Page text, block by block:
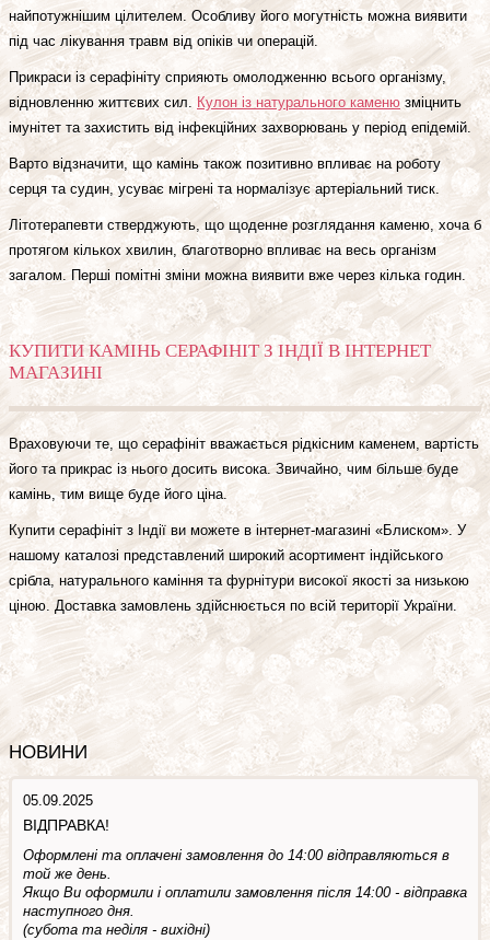
найпотужнішим цілителем. Особливу його могутність можна виявити
під час лікування травм від опіків чи операцій.
Прикраси із серафініту сприяють омолодженню всього організму,
відновленню життєвих сил. Кулон із натурального каменю зміцнить
імунітет та захистить від інфекційних захворювань у період епідемій.
Варто відзначити, що камінь також позитивно впливає на роботу
серця та судин, усуває мігрені та нормалізує артеріальний тиск.
Літотерапевти стверджують, що щоденне розглядання каменю, хоча б
протягом кількох хвилин, благотворно впливає на весь організм
загалом. Перші помітні зміни можна виявити вже через кілька годин.
КУПИТИ КАМІНЬ СЕРАФІНІТ З ІНДІЇ В ІНТЕРНЕТ
МАГАЗИНІ
Враховуючи те, що серафініт вважається рідкісним каменем, вартість
його та прикрас із нього досить висока. Звичайно, чим більше буде
камінь, тим вище буде його ціна.
Купити серафініт з Індії ви можете в інтернет-магазині «Блиском». У
нашому каталозі представлений широкий асортимент індійського
срібла, натурального каміння та фурнітури високої якості за низькою
ціною. Доставка замовлень здійснюється по всій території України.
НОВИНИ
05.09.2025
ВІДПРАВКА!
Оформлені та оплачені замовлення до 14:00 відправляються в
той же день.
Якщо Ви оформили і оплатили замовлення після 14:00 - відправка
наступного дня.
(субота та недiля - вuхiднi)